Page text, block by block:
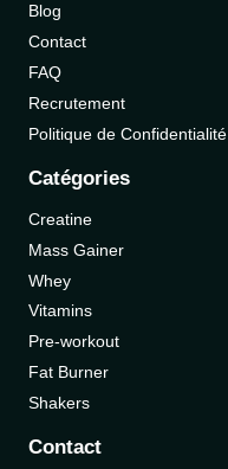
Blog
Contact
FAQ
Recrutement
Politique de Confidentialité
Catégories
Creatine
Mass Gainer
Whey
Vitamins
Pre-workout
Fat Burner
Shakers
Contact